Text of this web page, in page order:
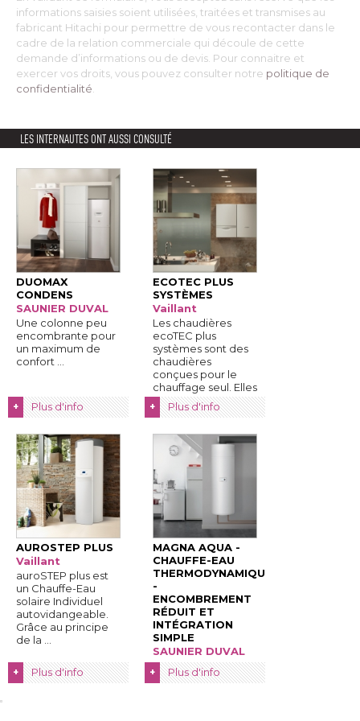
informations saisies soient utilisées, traitées et transmises au
fabricant Hitachi pour permettre de vous recontacter dans le
cadre de la relation commerciale qui découle de cette
demande d’informations ou de devis. Pour connaitre et
exercer vos droits, vous pouvez consulter notre politique de
confidentialité
LES INTERNAUTES ONT AUSSI CONSULTÉ
DUOMAX
CONDENS
SAUNIER DUVAL
Une colonne peu
encombrante pour
un maximum de
confort ...
+ Plus d'info
ECOTEC PLUS
SYSTÈMES
Vaillant
Les chaudières
ecoTEC plus
systèmes sont des
chaudières
conçues pour le
chauffage seul. Elles
...
+ Plus d'info
AUROSTEP PLUS
Vaillant
auroSTEP plus est
un Chauffe-Eau
solaire Individuel
autovidangeable.
Grâce au principe
de la ...
+ Plus d'info
MAGNA AQUA -
CHAUFFE-EAU
THERMODYNAMIQUE
-
ENCOMBREMENT
RÉDUIT ET
INTÉGRATION
SIMPLE
SAUNIER DUVAL
Accédez à un
confort
+ Plus d'info